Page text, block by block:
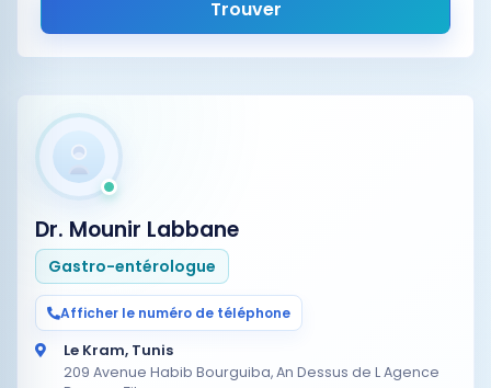
Trouver
Dr. Mounir Labbane
Gastro-entérologue
Afficher le numéro de téléphone
Le Kram, Tunis
209 Avenue Habib Bourguiba, An Dessus de L Agence